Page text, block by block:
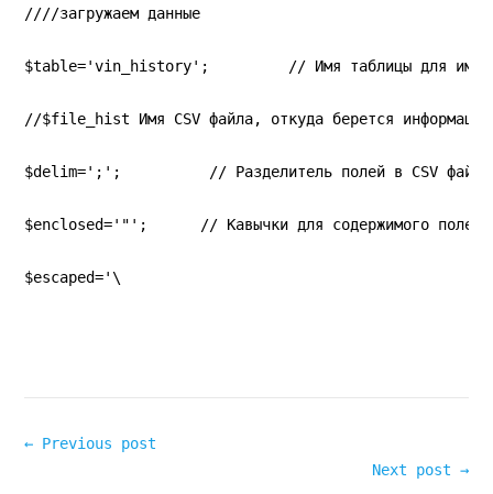
////загружаем данные
$table='vin_history';         // Имя таблицы для
//$file_hist Имя CSV файла, откуда берется
$delim=';';          // Разделитель полей в CSV файле
$enclosed='"';      // Кавычки для содержимого полей
$escaped='\
← Previous post
Next post →